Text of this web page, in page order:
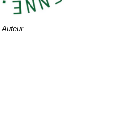
Auteur